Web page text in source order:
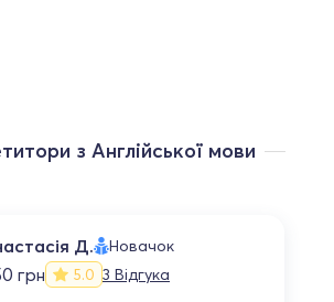
з Англійської мови
Д. Новачок
грн 5.0 3 Відгука